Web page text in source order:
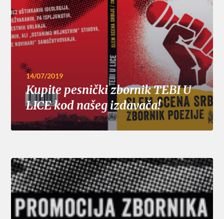
14/07/2019
Kupite pesnički zbornik TEBI U
LICE kod našeg izdavača!